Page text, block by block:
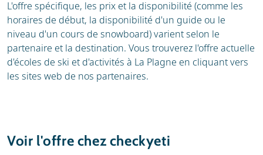
L'offre spécifique, les prix et la disponibilité (comme les
horaires de début, la disponibilité d'un guide ou le
niveau d'un cours de snowboard) varient selon le
partenaire et la destination. Vous trouverez l'offre actuelle
d'écoles de ski et d'activités à La Plagne en cliquant vers
les sites web de nos partenaires.
Voir l'offre chez checkyeti